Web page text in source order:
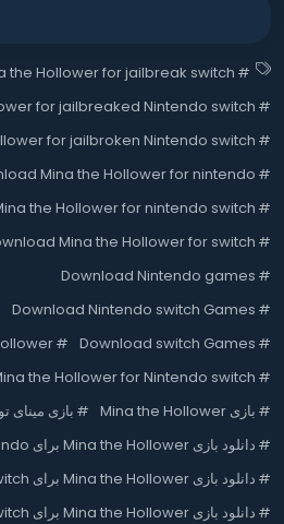
#
the Hollower for jailbreak switch
#
for jailbreaked Nintendo switch
#
for jailbroken Nintendo switch
#
Mina the Hollower for nintendo
#
the Hollower for nintendo switch
#
Mina the Hollower for switch
#
Download Nintendo games
#
Download Nintendo switch Games
#
Download switch Games
#
#
the Hollower for Nintendo switch
# بازی Mina the Hollower # بازی مینای
# دانلود بازی Mina the Hollower برای Nintendo
# دانلود بازی Mina the Hollower برای Nintendo Switch
# دانلود بازی Mina the Hollower برای Switch